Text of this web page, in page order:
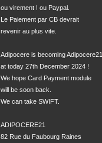
ou virement ! ou Paypal.
Le Paiement par CB devrait
revenir au plus vite.
Adipocere is becoming Adipocere21
at today 27th December 2024 !
We hope Card Payment module
will be soon back.
We can take SWIFT.
ADIPOCERE21
82 Rue du Faubourg Raines